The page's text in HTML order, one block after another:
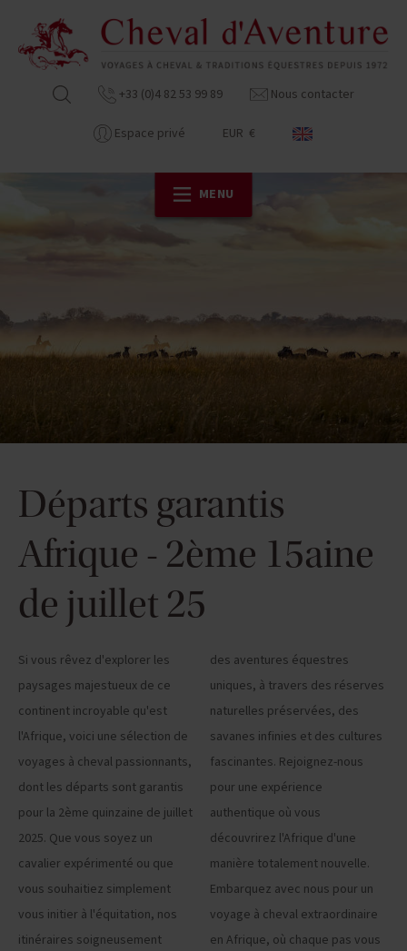
+33 (0)4 82 53 99 89 Nous contacter
Espace privé EUR €
MENU
Départs garantis
Afrique - 2ème 15aine
de juillet 25
Si vous rêvez d'explorer les
paysages majestueux de ce
continent incroyable qu'est
l'Afrique, voici une sélection de
voyages à cheval passionnants,
dont les départs sont garantis
pour la 2ème quinzaine de juillet
2025. Que vous soyez un
cavalier expérimenté ou que
vous souhaitiez simplement
vous initier à l'équitation, nos
itinéraires soigneusement
des aventures équestres
uniques, à travers des réserves
naturelles préservées, des
savanes infinies et des cultures
fascinantes. Rejoignez-nous
pour une expérience
authentique où vous
découvrirez l'Afrique d'une
manière totalement nouvelle.
Embarquez avec nous pour un
voyage à cheval extraordinaire
en Afrique, où chaque pas vous